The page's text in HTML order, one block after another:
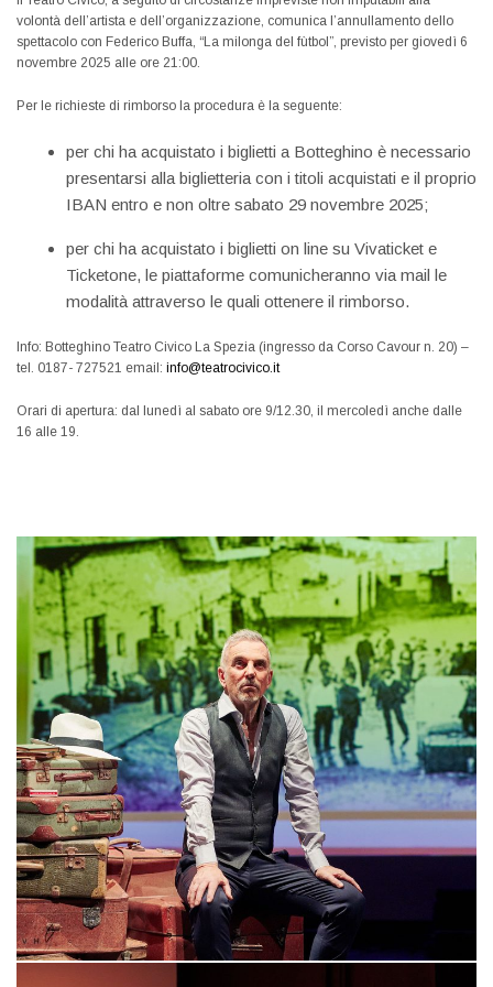
volontà dell’artista e dell’organizzazione, comunica l’annullamento dello
spettacolo con Federico Buffa, “La milonga del fùtbol”, previsto per giovedì 6
novembre 2025 alle ore 21:00.
Per le richieste di rimborso la procedura è la seguente:
per chi ha acquistato i biglietti a Botteghino è necessario
presentarsi alla biglietteria con i titoli acquistati e il proprio
IBAN entro e non oltre sabato 29 novembre 2025;
per chi ha acquistato i biglietti on line su Vivaticket e
Ticketone, le piattaforme comunicheranno via mail le
modalità attraverso le quali ottenere il rimborso.
Info: Botteghino Teatro Civico La Spezia (ingresso da Corso Cavour n. 20) –
tel. 0187- 727521 email:info@teatrocivico.it
Orari di apertura: dal lunedì al sabato ore 9/12.30, il mercoledì anche dalle
16 alle 19.